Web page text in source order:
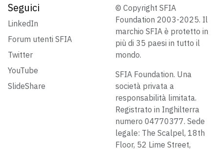
Seguici
LinkedIn
Forum utenti SFIA
Twitter
YouTube
SlideShare
© Copyright SFIA
Foundation 2003-2025. Il
marchio SFIA è protetto in
più di 35 paesi in tutto il
mondo.
SFIA Foundation. Una
società privata a
responsabilità limitata.
Registrato in Inghilterra
numero 04770377. Sede
legale: The Scalpel, 18th
Floor, 52 Lime Street,